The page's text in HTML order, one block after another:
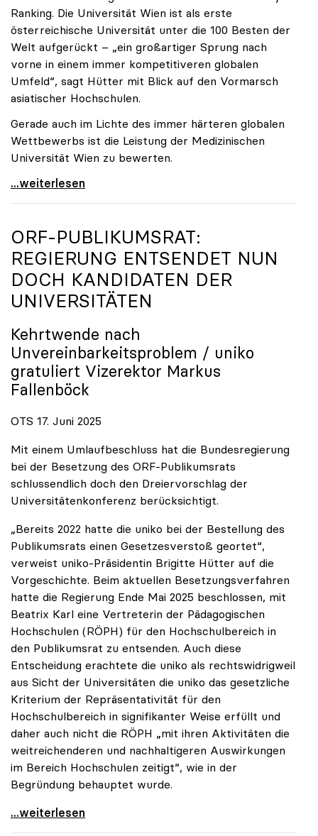
Ranking. Die Universität Wien ist als erste
österreichische Universität unter die 100 Besten der
Welt aufgerückt – „ein großartiger Sprung nach
vorne in einem immer kompetitiveren globalen
Umfeld“, sagt Hütter mit Blick auf den Vormarsch
asiatischer Hochschulen.
Gerade auch im Lichte des immer härteren globalen
Wettbewerbs ist die Leistung der Medizinischen
Universität Wien zu bewerten.
„Top-Rankingplätze heimischer Universitäten geben
...weiterlesen
ORF-PUBLIKUMSRAT:
REGIERUNG ENTSENDET NUN
DOCH KANDIDATEN DER
UNIVERSITÄTEN
Kehrtwende nach
Unvereinbarkeitsproblem / uniko
gratuliert Vizerektor Markus
Fallenböck
OTS 17. Juni 2025
Mit einem Umlaufbeschluss hat die Bundesregierung
bei der Besetzung des ORF-Publikumsrats
schlussendlich doch den Dreiervorschlag der
Universitätenkonferenz berücksichtigt.
„Bereits 2022 hatte die uniko bei der Bestellung des
Publikumsrats einen Gesetzesverstoß geortet“,
verweist uniko-Präsidentin Brigitte Hütter auf die
Vorgeschichte. Beim aktuellen Besetzungsverfahren
hatte die Regierung Ende Mai 2025 beschlossen, mit
Beatrix Karl eine Vertreterin der Pädagogischen
Hochschulen (RÖPH) für den Hochschulbereich in
den Publikumsrat zu entsenden. Auch diese
Entscheidung erachtete die uniko als rechtswidrigweil
aus Sicht der Universitäten die uniko das gesetzliche
Kriterium der Repräsentativität für den
Hochschulbereich in signifikanter Weise erfüllt und
daher auch nicht die RÖPH „mit ihren Aktivitäten die
weitreichenderen und nachhaltigeren Auswirkungen
im Bereich Hochschulen zeitigt“, wie in der
Begründung behauptet wurde.
ORF-Publikumsrat: Regierung entsendet nun doch
...weiterlesen